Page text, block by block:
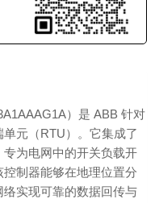
）是 ABB 针对
元（RTU）。它集成了
为电网中的开关负载开
制器能够在地理位置分
实现可靠的数据回传与